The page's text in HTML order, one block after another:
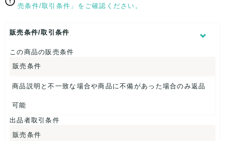
ヒール高：約3cm
売条件/取引条件」をご確認ください。
販売条件/取引条件
この商品の販売条件
販売条件
商品説明と不一致な場合や商品に不備があった場合のみ返品
可能
出品者取引条件
販売条件